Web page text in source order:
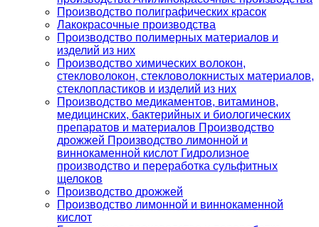
Производство полиграфических красок
Лакокрасочные производства
Производство полимерных материалов и
изделий из них
Производство химических волокон,
стекловолокон, стекловолокнистых материалов,
стеклопластиков и изделий из них
Производство медикаментов, витаминов,
медицинских, бактерийных и биологических
препаратов и материалов Производство
дрожжей Производство лимонной и
виннокаменной кислот Гидролизное
производство и переработка сульфитных
щелоков
Производство дрожжей
Производство лимонной и виннокаменной
кислот